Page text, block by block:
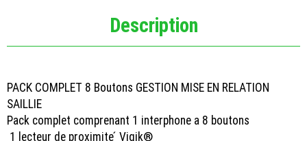
Description
PACK COMPLET 8 Boutons GESTION MISE EN RELATION
SAILLIE
Pack complet comprenant 1 interphone a 8 boutons
1 lecteur de proximite ́ Vigik®